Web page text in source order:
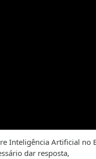
Inteligência Artificial no
dar resposta,